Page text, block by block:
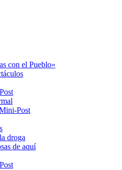
con el Pueblo»
Post
droga
de aquí